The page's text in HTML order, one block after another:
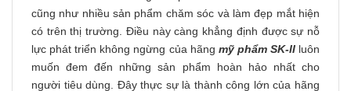
cũng như nhiều sản phẩm chăm sóc và làm đẹp mắt hiện
có trên thị trường. Điều này càng khẳng định được sự nỗ
lực phát triển không ngừng của hãng mỹ phẩm SK-II luôn
muốn đem đến những sản phẩm hoàn hảo nhất cho
người tiêu dùng. Đây thực sự là thành công lớn của hãng